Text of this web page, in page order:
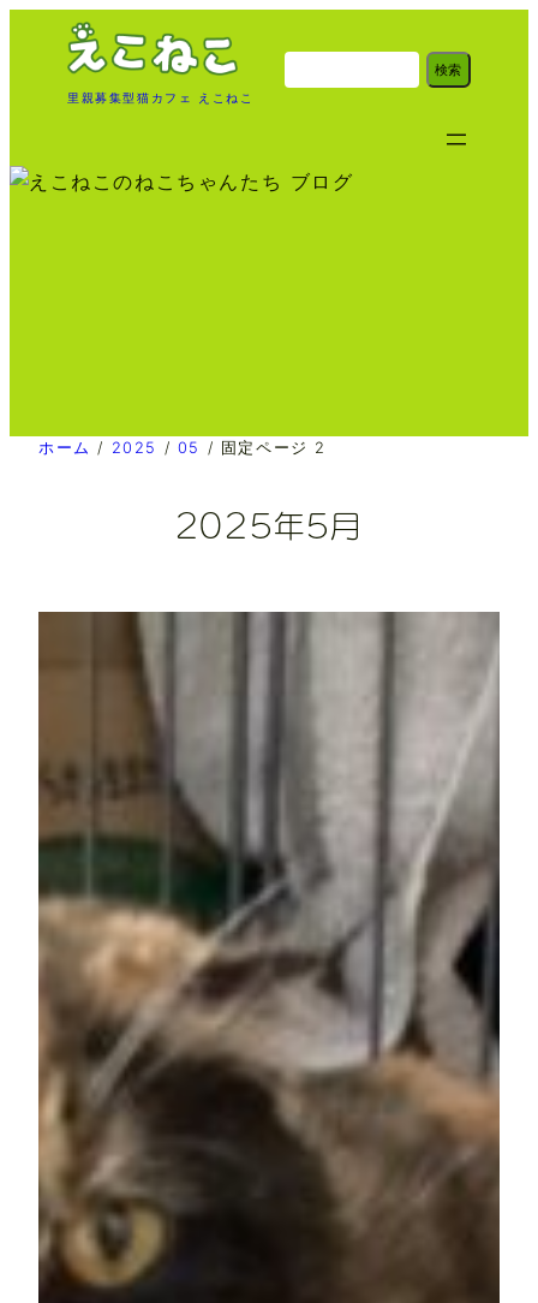
ッ
里親募集型猫カフェ えこねこ
検
索
検索
ホーム / 2025 / 05 / 固定ページ 2
2025年5月